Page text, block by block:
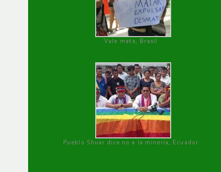
Vale mata, Brasil
Pueblo Shuar dice no a la minería, Ecuador